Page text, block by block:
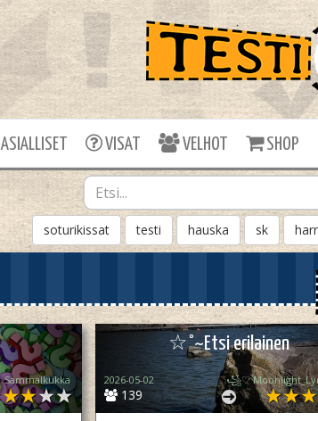
ASIALLISET VISAT VELHOT SHOP
soturikissat testi hauska sk
Sammalkukka
☆°~Etsi erilainen
139
2026-05-02